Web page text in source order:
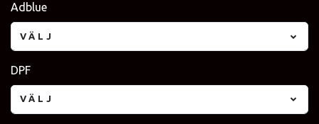
Adblue
VÄLJ
DPF
VÄLJ